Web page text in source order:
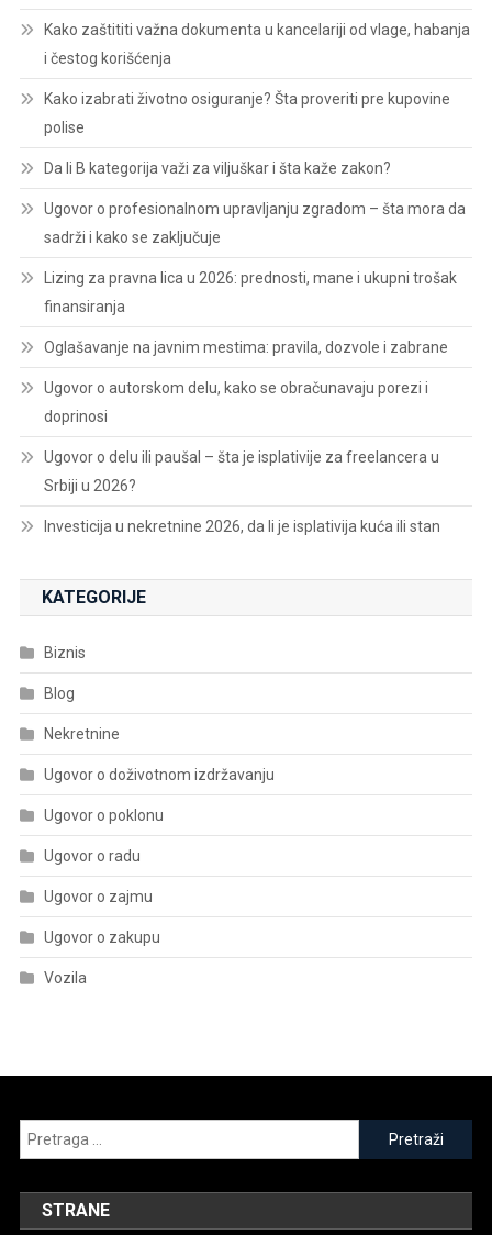
Kako zaštititi važna dokumenta u kancelariji od vlage, habanja
i čestog korišćenja
Kako izabrati životno osiguranje? Šta proveriti pre kupovine
polise
Da li B kategorija važi za viljuškar i šta kaže zakon?
Ugovor o profesionalnom upravljanju zgradom – šta mora da
sadrži i kako se zaključuje
Lizing za pravna lica u 2026: prednosti, mane i ukupni trošak
finansiranja
Oglašavanje na javnim mestima: pravila, dozvole i zabrane
Ugovor o autorskom delu, kako se obračunavaju porezi i
doprinosi
Ugovor o delu ili paušal – šta je isplativije za freelancera u
Srbiji u 2026?
Investicija u nekretnine 2026, da li je isplativija kuća ili stan
KATEGORIJE
Biznis
Blog
Nekretnine
Ugovor o doživotnom izdržavanju
Ugovor o poklonu
Ugovor o radu
Ugovor o zajmu
Ugovor o zakupu
Vozila
Pretraga
za:
STRANE